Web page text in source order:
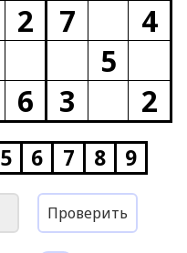
2 7
4
5
6 3 2
5 6 7 8 9
Проверить